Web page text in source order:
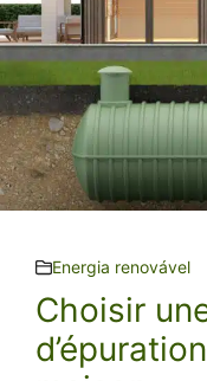
Energia renovável
Choisir